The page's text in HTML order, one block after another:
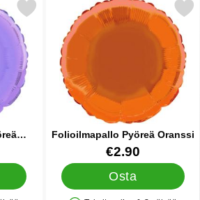
Vaaleanvioletti suosikiksi
Folioilmapallo Pyöreä Oranssi
Tuote.nro 5731€2.90
Osta
Merkitse folioilmapallo